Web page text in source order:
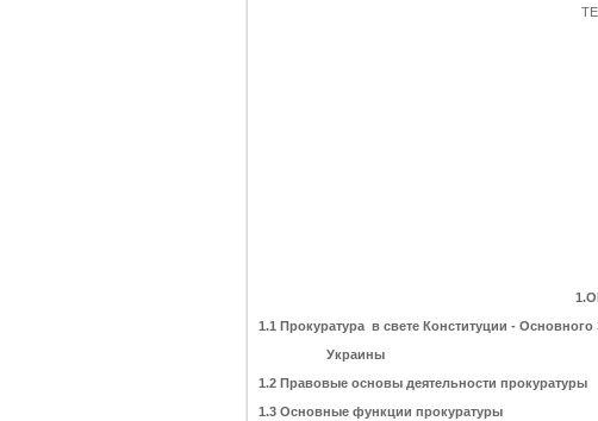
1.1 Прокуратура в свете Конституции - Основного
Украины
1.2 Правовые основы деятельности прокуратуры
1.3 Основные функции прокуратуры